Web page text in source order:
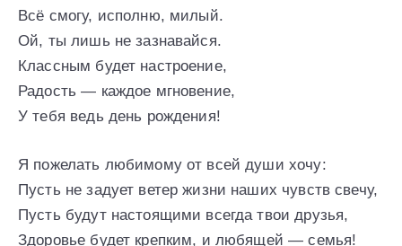
Всё смогу, исполню, милый.
Ой, ты лишь не зазнавайся.
Классным будет настроение,
Радость — каждое мгновение,
У тебя ведь день рождения!
Я пожелать любимому от всей души хочу:
Пусть не задует ветер жизни наших чувств свечу,
Пусть будут настоящими всегда твои друзья,
Здоровье будет крепким, и любящей — семья!